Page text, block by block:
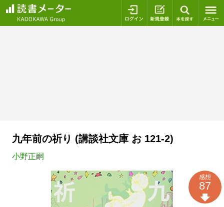
ログイン 新規登録
九年前の祈り (講談社文庫 お 121-2)
小野正嗣
感想
87